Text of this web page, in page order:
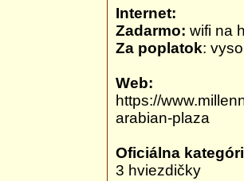
Internet:
Zadarmo: wifi na
Za poplatok:
Web:
https://
arabian-plaza
Oficiálna
3 hviezdičky